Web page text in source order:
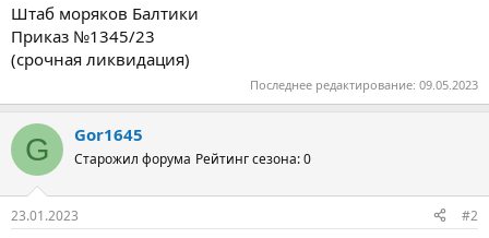
Штаб моряков Балтики
Приказ №1345/23
(срочная ликвидация)
Последнее редактирование: 09.05.2023
G Gor1645
Старожил форума Рейтинг сезона: 0
23.01.2023 #2